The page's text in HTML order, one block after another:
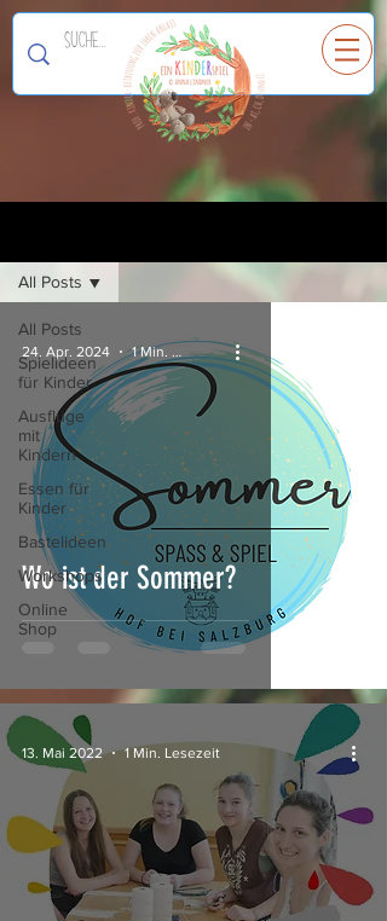
EinKINDERspiel
All Posts
Spielideen
für Kinder
Ausflüge
mit
Kindern
Essen für
Kinder
Bastelideen
Workshops
Online
Shop
All Posts
Wo ist der Sommer?
24. Apr. 2024 1 Min. Lesezeit
13. Mai 2022 1 Min. Lesezeit